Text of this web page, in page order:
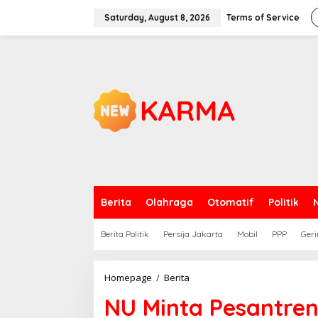
Saturday, August 8, 2026 Terms of Service
Berita Olahraga Otomatif Politik
Berita Politik Persija Jakarta Mobil PPP
Homepage / Berita
Pesantren
Tak
NU Minta